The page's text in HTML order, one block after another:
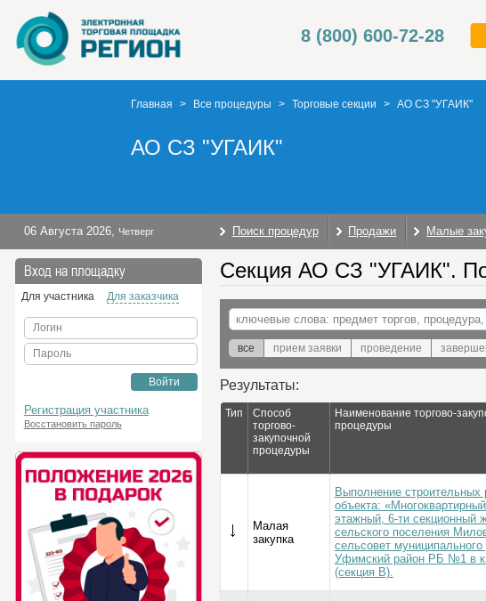
8 (800) 600-72-28
Главная > Все процедуры > Торговые секции > АО СЗ "УГАИК"
АО СЗ "УГАИК"
06 Августа 2026, Четверг Поиск процедур Продажи Малые
Вход на площадку
Для участника Для заказчика
Логин
Пароль
Войти
Регистрация участника
Восстановить пароль
Секция АО СЗ "УГАИК".
все прием заявки проведение
Результаты:
Тип
Способ
торгово-
закупочной
процедуры
Наименование торгово-
процедуры
Малая
закупка
Выполнение строительных
объекта:
этажный, 6-ти секционный
сельского поселения
сельсовет муниципального
Уфимский район РБ №1 в
(секция В).